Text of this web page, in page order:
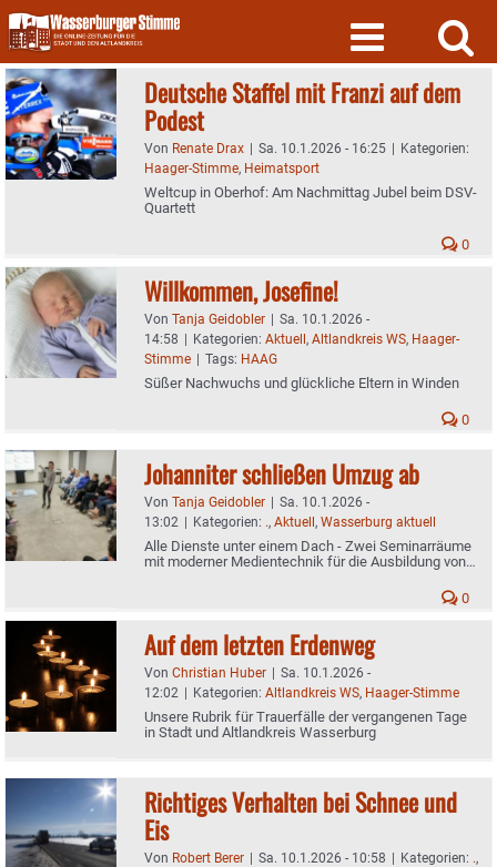
Skip
to
content
Deutsche Staffel mit Franzi auf dem
Podest
Von Renate Drax | Sa. 10.1.2026 - 16:25 | Kategorien:
Haager-Stimme, Heimatsport
Weltcup in Oberhof: Am Nachmittag Jubel beim DSV-
Quartett
0
Willkommen, Josefine!
Von Tanja Geidobler | Sa. 10.1.2026 -
14:58 | Kategorien: Aktuell, Altlandkreis WS, Haager-
Stimme | Tags: HAAG
Süßer Nachwuchs und glückliche Eltern in Winden
0
Johanniter schließen Umzug ab
Von Tanja Geidobler | Sa. 10.1.2026 -
13:02 | Kategorien: ., Aktuell, Wasserburg aktuell
Alle Dienste unter einem Dach - Zwei Seminarräume
mit moderner Medientechnik für die Ausbildung von
0
Auf dem letzten Erdenweg
Von Christian Huber | Sa. 10.1.2026 -
12:02 | Kategorien: Altlandkreis WS, Haager-Stimme
Unsere Rubrik für Trauerfälle der vergangenen Tage
in Stadt und Altlandkreis Wasserburg
Richtiges Verhalten bei Schnee und
Eis
Von Robert Berer | Sa. 10.1.2026 - 10:58 | Kategorien: .,